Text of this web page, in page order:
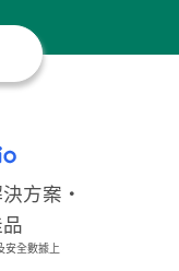
方案‧
安全數據上